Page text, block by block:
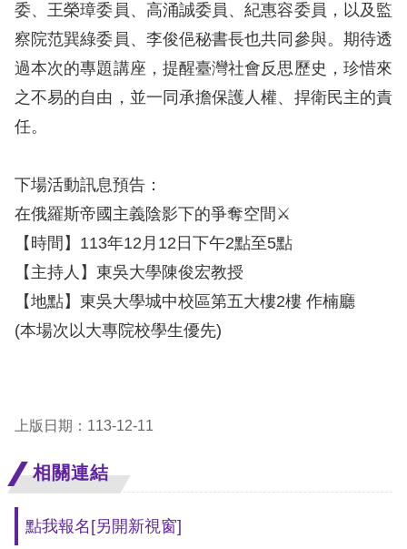
資
料
開
放
宣
無
障
礙
網
頁
委、王榮璋委員、高涌誠委員、紀惠容委員，以及監
察院范巽綠委員、李俊俋秘書長也共同參與。期待透
過本次的專題講座，提醒臺灣社會反思歷史，珍惜來
之不易的自由，並一同承擔保護人權、捍衛民主的責
任。
下場活動訊息預告：
在俄羅斯帝國主義陰影下的爭奪空間⚔️
【時間】113年12月12日下午2點至5點
【主持人】東吳大學陳俊宏教授
【地點】東吳大學城中校區第五大樓2樓 作楠廳
(本場次以大專院校學生優先)
上版日期：113-12-11
相關連結
點我報名 [另開新視窗]